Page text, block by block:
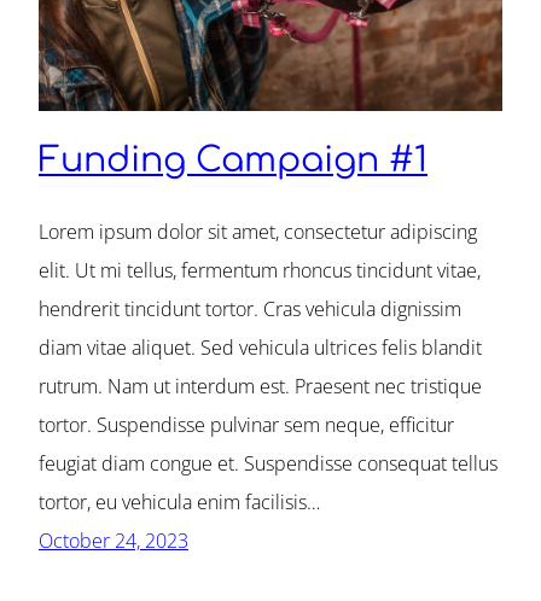
Funding Campaign #1
Lorem ipsum dolor sit amet, consectetur adipiscing
elit. Ut mi tellus, fermentum rhoncus tincidunt vitae,
hendrerit tincidunt tortor. Cras vehicula dignissim
diam vitae aliquet. Sed vehicula ultrices felis blandit
rutrum. Nam ut interdum est. Praesent nec tristique
tortor. Suspendisse pulvinar sem neque, efficitur
feugiat diam congue et. Suspendisse consequat tellus
tortor, eu vehicula enim facilisis…
October 24, 2023